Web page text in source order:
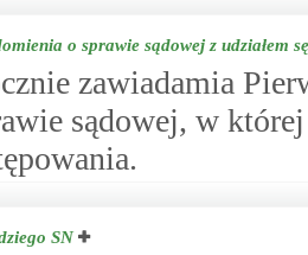
o sprawie sądowej z udziałem
zawiadamia
sądowej, w
SN